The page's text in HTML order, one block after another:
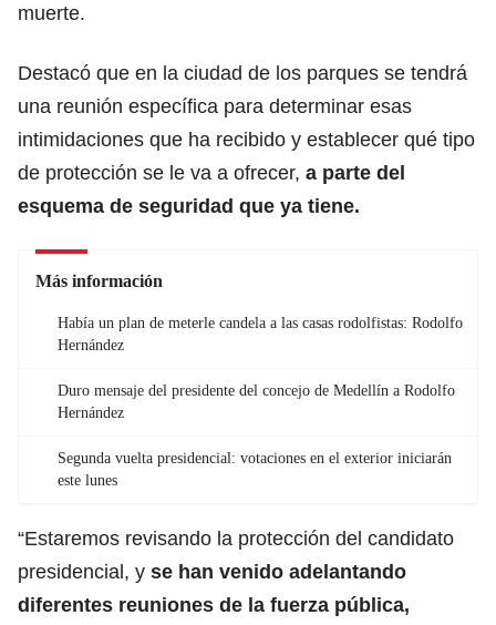
muerte.
Destacó que en la ciudad de los parques se tendrá
una reunión específica para determinar esas
intimidaciones que ha recibido y establecer qué tipo
de protección se le va a ofrecer, a parte del
esquema de seguridad que ya tiene.
Más información
Había un plan de meterle candela a las casas rodolfistas: Rodolfo
Hernández
Duro mensaje del presidente del concejo de Medellín a Rodolfo
Hernández
Segunda vuelta presidencial: votaciones en el exterior iniciarán
este lunes
“Estaremos revisando la protección del candidato
presidencial, y se han venido adelantando
diferentes reuniones de la fuerza pública,